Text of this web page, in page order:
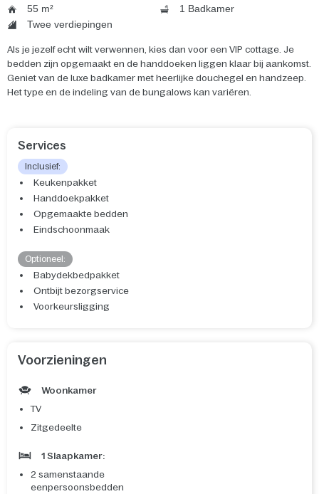
55 m²
1 Badkamer
Twee verdiepingen
Als je jezelf echt wilt verwennen, kies dan voor een VIP cottage. Je
bedden zijn opgemaakt en de handdoeken liggen klaar bij aankomst.
Geniet van de luxe badkamer met heerlijke douchegel en handzeep.
Het type en de indeling van de bungalows kan variëren.
Services
Inclusief:
Keukenpakket
Handdoekpakket
Opgemaakte bedden
Eindschoonmaak
Optioneel:
Babydekbedpakket
Ontbijt bezorgservice
Voorkeursligging
Voorzieningen
Woonkamer
TV
Zitgedeelte
1 Slaapkamer:
2 samenstaande
eenpersoonsbedden